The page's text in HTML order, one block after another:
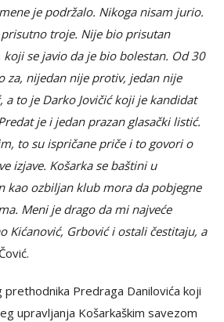
je podržalo. Nikoga nisam jurio.
troje. Nije bio prisutan
koji se javio da je bio bolestan. Od 30
za, nijedan nije protiv, jedan nije
a to je Darko Jovičić koji je kandidat
je i jedan prazan glasački listić.
to su ispričane priče i to govori o
izjave. Košarka se baštini u
kao ozbiljan klub mora da pobjegne
Meni je drago da mi najveće
Kićanović, Grbović i ostali čestitaju, a
Predraga Danilovića koji
upravljanja Košarkaškim savezom